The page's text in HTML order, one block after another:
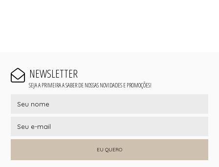
NEWSLETTER
SEJA A PRIMEIRA A SABER DE NOSSAS NOVIDADES E PROMOÇÕES!
EU QUERO